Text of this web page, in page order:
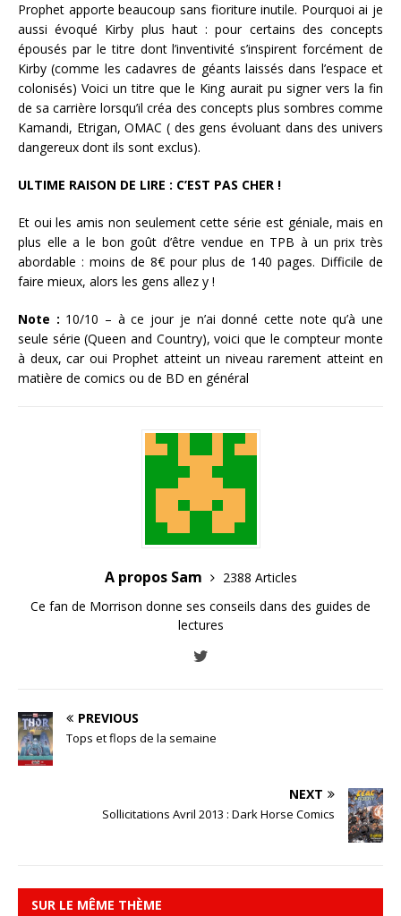
Prophet apporte beaucoup sans fioriture inutile. Pourquoi ai je
aussi évoqué Kirby plus haut : pour certains des concepts
épousés par le titre dont l’inventivité s’inspirent forcément de
Kirby (comme les cadavres de géants laissés dans l’espace et
colonisés) Voici un titre que le King aurait pu signer vers la fin
de sa carrière lorsqu’il créa des concepts plus sombres comme
Kamandi, Etrigan, OMAC ( des gens évoluant dans des univers
dangereux dont ils sont exclus).
ULTIME RAISON DE LIRE : C’EST PAS CHER !
Et oui les amis non seulement cette série est géniale, mais en
plus elle a le bon goût d’être vendue en TPB à un prix très
abordable : moins de 8€ pour plus de 140 pages. Difficile de
faire mieux, alors les gens allez y !
Note : 10/10 – à ce jour je n’ai donné cette note qu’à une
seule série (Queen and Country), voici que le compteur monte
à deux, car oui Prophet atteint un niveau rarement atteint en
matière de comics ou de BD en général
A propos Sam
2388 Articles
Ce fan de Morrison donne ses conseils dans des guides de
lectures
PREVIOUS
Tops et flops de la semaine
NEXT
Sollicitations Avril 2013 : Dark Horse Comics
SUR LE MÊME THÈME